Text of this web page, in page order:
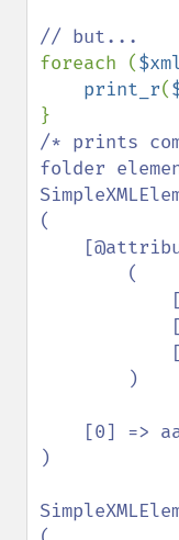
foreach (
print_r(
/* prints
folder
(
)